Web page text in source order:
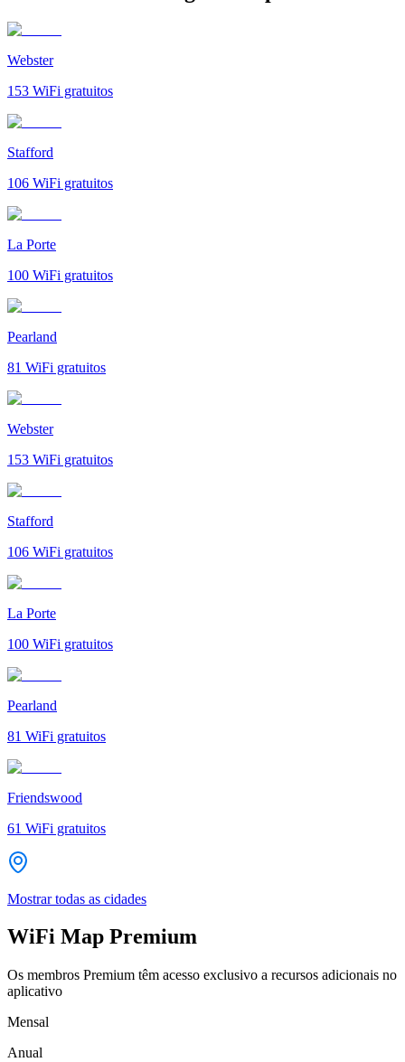
Webster
153 WiFi gratuitos
Stafford
106 WiFi gratuitos
La Porte
100 WiFi gratuitos
Pearland
81 WiFi gratuitos
Webster
153 WiFi gratuitos
Stafford
106 WiFi gratuitos
La Porte
100 WiFi gratuitos
Pearland
81 WiFi gratuitos
Friendswood
61 WiFi gratuitos
Mostrar todas as cidades
WiFi Map Premium
Os membros Premium têm acesso exclusivo a recursos adicionais no
aplicativo
Mensal
Anual